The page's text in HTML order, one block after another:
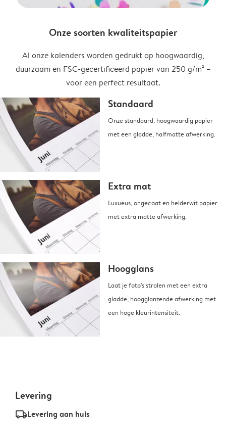
Onze soorten kwaliteitspapier
Al onze kalenders worden gedrukt op hoogwaardig,
duurzaam en FSC-gecertificeerd papier van 250 g/m² –
voor een perfect resultaat.
Standaard
Onze standaard: hoogwaardig papier
met een gladde, halfmatte afwerking.
Extra mat
Luxueus, ongecoat en helderwit papier
met extra matte afwerking.
Hoogglans
Laat je foto's stralen met een extra
gladde, hoogglanzende afwerking met
een hoge kleurintensiteit.
Levering
delivery_standard_v2Levering aan huis